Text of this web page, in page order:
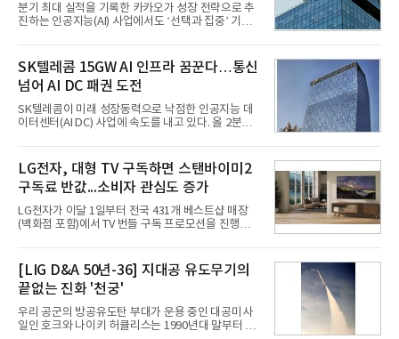
분기 최대 실적을 기록한 카카오가 성장 전략으로 추
진하는 인공지능(AI) 사업에서도 ‘선택과 집중’ 기조
라 투자에 나서는 것과 달리, 카카오는 ‘카카오톡’이
라는 플랫폼 경쟁력을 활용한 AI 에이전트 서비스에
집중하는 전략이다. 과거 무리한 사업 확장 과정에서
겪었던 시행착오를 되풀이하지 않고 핵심 역량에 집
중하겠다는 취지로 풀이된다.7일 업계에 따르면 카카
오는 올해 2분기 연결 기준 매출 2조985억원, 영업이
익 2770억원을 기록했다. 전년 동기 대비 매출과 영업
은 4884억
SK텔레콤 15GW AI 인프라 꿈꾼다…통신
넘어 AI DC 패권 도전
SK텔레콤이 미래 성장동력으로 낙점한 인공지능 데
이터센터(AI DC) 사업에 속도를 내고 있다. 올 2분기
는 2035년까지 총 15GW(기가와트) 규모의 AI DC를
구축하겠다는 대형 청사진을 제시하면서다. 이에 따
라 경쟁 구도 역시 이동통신사인 KT, LG유플러스를
넘어 네이버, 삼성SDS 등 IT 인프라 기업으로 확장되
고 있다.7일 SK텔레콤에 따르면 회사는 올해 2분기
연결 기준 매출 4조 3591억원, 영업이익 5660억원을
기록했다. 매출은 전년 동기 대비 0.5%, 영업이익은
따른 기저효과가 실
LG전자, 대형 TV 구독하면 스탠바이미2
구독료 반값...소비자 관심도 증가
LG전자가 이달 1일부터 전국 431개 베스트샵 매장
(백화점 포함)에서 TV 번들 구독 프로모션을 진행하고
인해주는 프로모션이다.대상 제품은 65·77·83형 올
레드, 75·86·100형 마이크로 RGB, 75·86형 미니
RGB 등 거실용 TV로 인기가 높은 베스트셀러 TV 20
개 모델이며, 동시 구독 계약 시 스탠바이미2(모델명
27LX6TPGA) 구독료를 50% 할인 받을 수 있다. 프로
모션 대상 모델과 혜택, 구독료 등 프로모션 세부 사항
은 베스트샵 판매 매니저에게 문의하면 자세히 안내
[LIG D&A 50년-36] 지대공 유도무기의
끝없는 진화 '천궁'
우리 공군의 방공유도탄 부대가 운용 중인 대공미사
일인 호크와 나이키 허큘리스는 1990년대 말부터 성